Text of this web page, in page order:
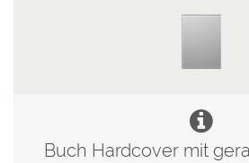
Buch Hardcover mit